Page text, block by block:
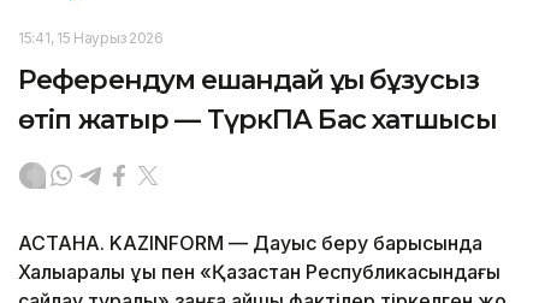
15:41, 15 Наурыз 2026
Референдум ешқандай құқық бұзусыз
өтіп жатыр — ТүркПА Бас хатшысы
АСТАНА. KAZINFORM — Дауыс беру барысында
Халықаралық құқық пен «Қазақстан Республикасындағы